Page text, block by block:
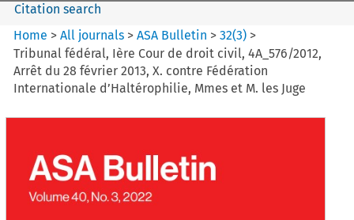
Citation search
Home >All journals >ASA Bulletin >32(3) >
Tribunal fédéral, Ière Cour de droit civil, 4A_576/2012,
Arrêt du 28 février 2013, X. contre Fédération
Internationale d’Haltérophilie, Mmes et M. les Juge